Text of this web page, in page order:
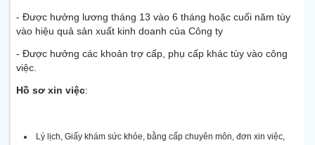
- Được hưởng lương tháng 13 vào 6 tháng hoặc cuối năm tùy
vào hiệu quả sản xuất kinh doanh của Công ty
- Được hưởng các khoản trợ cấp, phụ cấp khác tùy vào công
việc.
Hồ sơ xin việc:
Lý lịch, Giấy khám sức khỏe, bằng cấp chuyên môn, đơn xin việc,